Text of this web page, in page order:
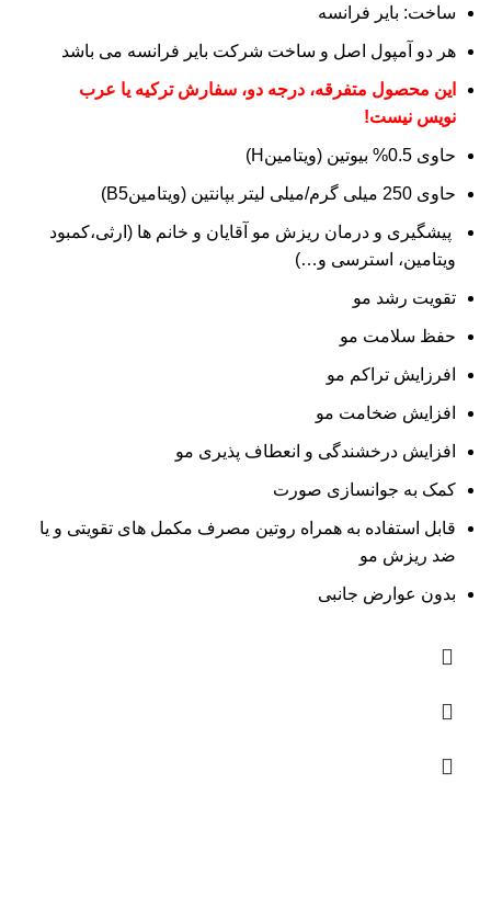
ساخت: بایر فرانسه
هر دو آمپول اصل و ساخت شرکت بایر فرانسه می باشد
این محصول متفرقه، درجه دو، سفارش ترکیه یا عرب
نویس نیست!
حاوی 0.5% بیوتین (ویتامینH)
حاوی 250 میلی گرم/میلی لیتر بپانتین (ویتامینB5)
پیشگیری و درمان ریزش مو آقایان و خانم ها (ارثی،کمبود
ویتامین، استرسی و…)
تقویت رشد مو
حفظ سلامت مو
افرزایش تراکم مو
افزایش ضخامت مو
افزایش درخشندگی و انعطاف پذیری مو
کمک به جوانسازی صورت
قابل استفاده به همراه روتین مصرف مکمل های تقویتی و یا
ضد ریزش مو
بدون عوارض جانبی